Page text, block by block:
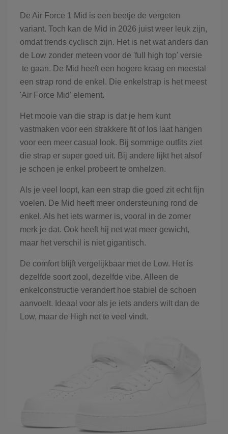
De Air Force 1 Mid is een beetje de vergeten
variant. Toch kan de Mid in 2026 juist weer leuk zijn,
omdat trends cyclisch zijn. Het is net wat anders dan
de Low zonder meteen voor de 'full high top' versie
te gaan. De Mid heeft een hogere kraag en meestal
een strap rond de enkel. Die enkelstrap is het meest
'Air Force Mid' element.
Het mooie van die strap is dat je hem kunt
vastmaken voor een strakkere fit of los laat hangen
voor een meer casual look. Bij sommige outfits ziet
die strap er super goed uit. Bij andere lijkt het alsof
je schoen je enkel probeert te omhelzen.
Als je veel loopt, kan een strap die goed zit echt fijn
voelen. De Mid heeft meer ondersteuning rond de
enkel. Als het iets warmer is, vooral in de zomer
merk je dat. Ook heeft hij net wat meer gewicht,
maar het verschil is niet gigantisch.
De comfort blijft vergelijkbaar met de Low. Het is
dezelfde soort zool, dezelfde vibe. Alleen de
enkelconstructie verandert hoe stabiel de schoen
aanvoelt. Ideaal voor als je iets anders wilt dan de
Low, maar de High net te veel vindt.